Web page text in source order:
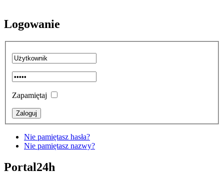
Logowanie
Zapamiętaj
Nie pamiętasz hasła?
Nie pamiętasz nazwy?
Portal24h